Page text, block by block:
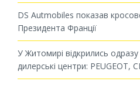
DS Autmobiles показав
Президента Франції
У Житомирі відкрились
дилерські центри: PEUGEOT,